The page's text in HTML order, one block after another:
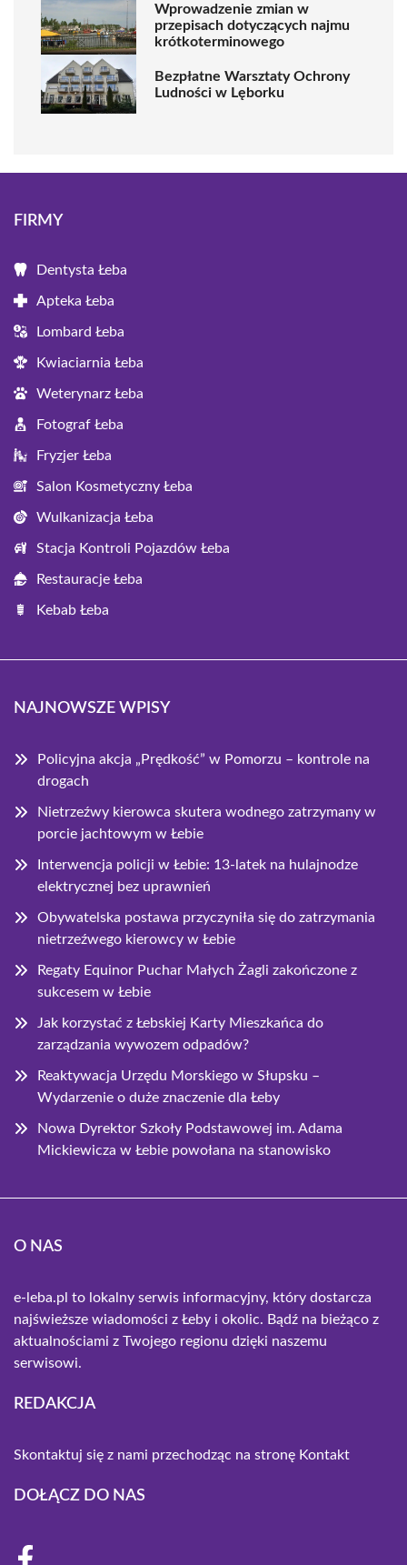
Wprowadzenie zmian w
przepisach dotyczących najmu
krótkoterminowego
Bezpłatne Warsztaty Ochrony
Ludności w Lęborku
FIRMY
Dentysta Łeba
Apteka Łeba
Lombard Łeba
Kwiaciarnia Łeba
Weterynarz Łeba
Fotograf Łeba
Fryzjer Łeba
Salon Kosmetyczny Łeba
Wulkanizacja Łeba
Stacja Kontroli Pojazdów Łeba
Restauracje Łeba
Kebab Łeba
NAJNOWSZE WPISY
Policyjna akcja „Prędkość” w Pomorzu – kontrole na
drogach
Nietrzeźwy kierowca skutera wodnego zatrzymany w
porcie jachtowym w Łebie
Interwencja policji w Łebie: 13-latek na hulajnodze
elektrycznej bez uprawnień
Obywatelska postawa przyczyniła się do zatrzymania
nietrzeźwego kierowcy w Łebie
Regaty Equinor Puchar Małych Żagli zakończone z
sukcesem w Łebie
Jak korzystać z Łebskiej Karty Mieszkańca do
zarządzania wywozem odpadów?
Reaktywacja Urzędu Morskiego w Słupsku –
Wydarzenie o duże znaczenie dla Łeby
Nowa Dyrektor Szkoły Podstawowej im. Adama
Mickiewicza w Łebie powołana na stanowisko
O NAS
e-leba.pl to lokalny serwis informacyjny, który dostarcza
najświeższe wiadomości z Łeby i okolic. Bądź na bieżąco z
aktualnościami z Twojego regionu dzięki naszemu
serwisowi.
REDAKCJA
Skontaktuj się z nami przechodząc na stronę Kontakt
DOŁĄCZ DO NAS